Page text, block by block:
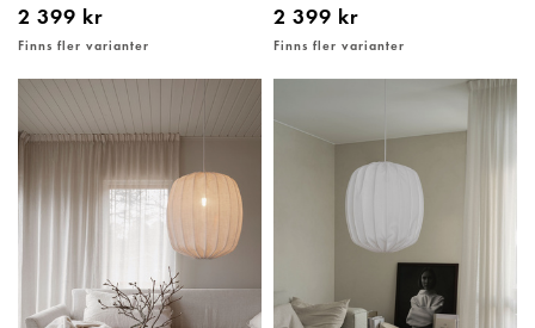
2 399 kr
Finns fler varianter
2 399 kr
Finns fler varianter